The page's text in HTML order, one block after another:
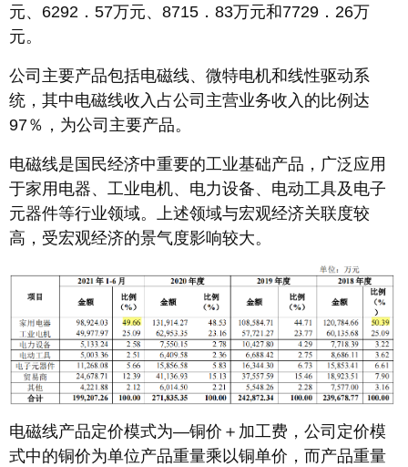
元、6292．57万元、8715．83万元和7729．26万
元。
公司主要产品包括电磁线、微特电机和线性驱动系
统，其中电磁线收入占公司主营业务收入的比例达
97％，为公司主要产品。
电磁线是国民经济中重要的工业基础产品，广泛应用
于家用电器、工业电机、电力设备、电动工具及电子
元器件等行业领域。上述领域与宏观经济关联度较
高，受宏观经济的景气度影响较大。
电磁线产品定价模式为―铜价＋加工费，公司定价模
式中的铜价为单位产品重量乘以铜单价，而产品重量